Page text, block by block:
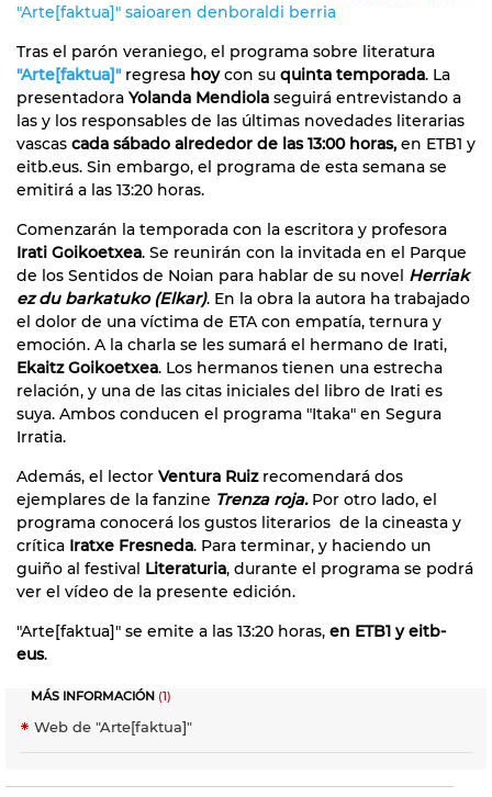
"Arte[faktua]" saioaren denboraldi berria
Tras el parón veraniego, el programa sobre literatura
"Arte[faktua]"regresa hoycon su quinta temporada. La
presentadora Yolanda Mendiola seguirá entrevistando a
las y los responsables de las últimas novedades literarias
vascas cada sábado alrededor de las 13:00 horas, en ETB1 y
eitb.eus. Sin embargo, el programa de esta semana se
emitirá a las 13:20 horas.
Comenzarán la temporada con la escritora y profesora
Irati Goikoetxea. Se reunirán con la invitada en el Parque
de los Sentidos de Noian para hablar de su novel Herriak
ez du barkatuko (Elkar). En la obra la autora ha trabajado
el dolor de una víctima de ETA con empatía, ternura y
emoción. A la charla se les sumará el hermano de Irati,
Ekaitz Goikoetxea. Los hermanos tienen una estrecha
relación, y una de las citas iniciales del libro de Irati es
suya. Ambos conducen el programa "Itaka" en Segura
Irratia.
Además, el lector Ventura Ruizrecomendará dos
ejemplares de la fanzine Trenza roja.Por otro lado, el
programa conocerá los gustos literarios de la cineasta y
crítica Iratxe Fresneda. Para terminar, y haciendo un
guiño al festival Literaturia, durante el programa se podrá
ver el vídeo de la presente edición.
"Arte[faktua]" se emite a las 13:20 horas, en ETB1 y eitb-
eus.
MÁS INFORMACIÓN (1)
Web de "Arte[faktua]"